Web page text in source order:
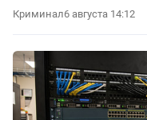
Криминал6 августа 14:12